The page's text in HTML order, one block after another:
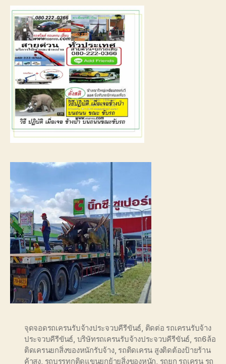
จุดจอดรถเครนรับจ้างประจวบคีรีขันธ์ ติดต่อ รถเครนรับจ้าง
ประจวบคีรีขันธ์ บริษัทรถเครนรับจ้างประจวบคีรีขันธ์ รถ6ล้อ
ติดเครนยกสิ่งของหนักรับจ้าง, รถติดเครน สูงติดต้องป้ายร้าน
ค้าสูง รถบรรทุกติดแขนยกย้ายสิ่งของหนัก รถยก รถเครน รถ